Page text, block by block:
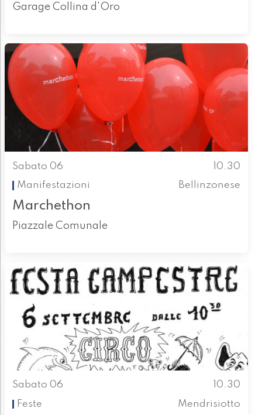
Garage Collina d'Oro
Sabato 06
10.30
Manifestazioni
Bellinzonese
Marchethon
Piazzale Comunale
Sabato 06
10.30
Feste
Mendrisiotto